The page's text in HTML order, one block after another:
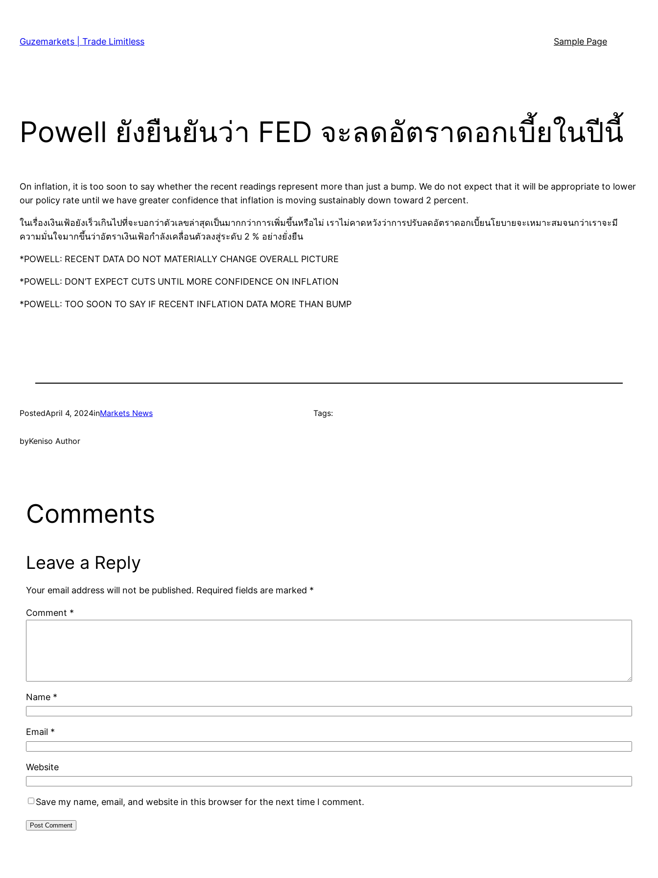
content
Guzemarkets | Trade Limitless Sample Page
Powell ยังยืนยันว่า FED จะลดอัตราดอกเบี้ยในปีนี้
On inflation, it is too soon to say whether the recent readings represent more than just a bump. We do not expect that it will be appropriate to lower
our policy rate until we have greater confidence that inflation is moving sustainably down toward 2 percent.
ในเรื่องเงินเฟ้อยังเร็วเกินไปที่จะบอกว่าตัวเลขล่าสุดเป็นมากกว่าการเพิ่มขึ้นหรือไม่ เราไม่คาดหวังว่าการปรับลดอัตราดอกเบี้ยนโยบายจะเหมาะสมจนกว่าเราจะมี
ความมั่นใจมากขึ้นว่าอัตราเงินเฟ้อกำลังเคลื่อนตัวลงสู่ระดับ 2 % อย่างยั่งยืน
*POWELL: RECENT DATA DO NOT MATERIALLY CHANGE OVERALL PICTURE
*POWELL: DON’T EXPECT CUTS UNTIL MORE CONFIDENCE ON INFLATION
*POWELL: TOO SOON TO SAY IF RECENT INFLATION DATA MORE THAN BUMP
PostedApril 4, 2024inMarkets News
byKeniso Author
Tags:
Comments
Leave a Reply
Your email address will not be published. Required fields are marked *
Comment *
Name *
Email *
Website
Save my name, email, and website in this browser for the next time I comment.